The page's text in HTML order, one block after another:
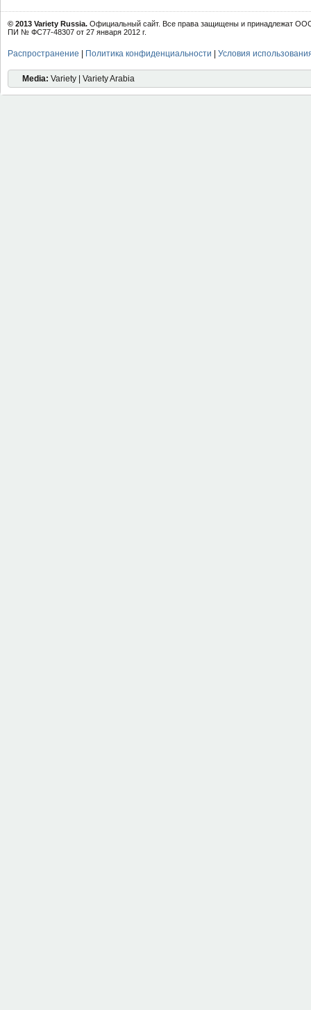
© 2013 Variety Russia. Официальный сайт. Все права защищены и принадлежат
ПИ № ФС77-48307 от 27 января 2012 г.
Распространение Политика конфиденциальности Условия
Media: Variety | Variety Arabia